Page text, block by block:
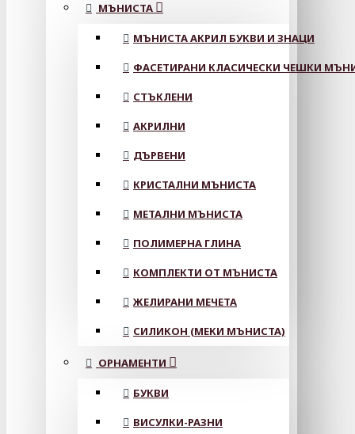
МЪНИСТА
МЪНИСТА АКРИЛ БУКВИ И ЗНАЦИ
ФАСЕТИРАНИ КЛАСИЧЕСКИ ЧЕШКИ
СТЪКЛЕНИ
АКРИЛНИ
ДЪРВЕНИ
КРИСТАЛНИ МЪНИСТА
МЕТАЛНИ МЪНИСТА
ПОЛИМЕРНА ГЛИНА
КОМПЛЕКТИ ОТ МЪНИСТА
ЖЕЛИРАНИ МЕЧЕТА
СИЛИКОН (МЕКИ МЪНИСТА)
ОРНАМЕНТИ
БУКВИ
ВИСУЛКИ-РАЗНИ